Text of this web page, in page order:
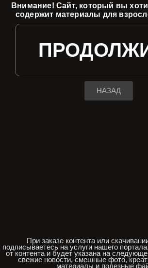
Внимание! Сайт, который вы
содержит материалы для
НАЗАД
При заказе контента или
подписываетесь на услуги нашего
от контента и будет указана на
свежие новости, смешные фото,
материалы и полезные